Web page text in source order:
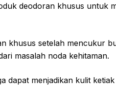
deodoran khusus untuk
khusus setelah mencukur
masalah noda kehitaman.
dapat menjadikan kulit